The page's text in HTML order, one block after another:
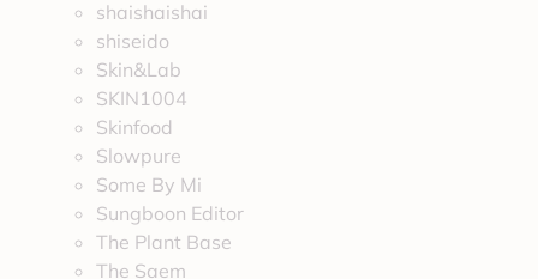
shaishaishai
shiseido
Skin&Lab
SKIN1004
Skinfood
Slowpure
Some By Mi
Sungboon Editor
The Plant Base
The Saem